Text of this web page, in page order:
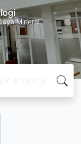
Mineral